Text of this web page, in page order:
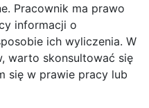
Pracownik ma prawo
informacji o
ich wyliczenia. W
warto skonsultować się
się w prawie pracy lub